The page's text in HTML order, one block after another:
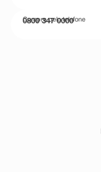
Compre pelo telefone
0800 347 0000